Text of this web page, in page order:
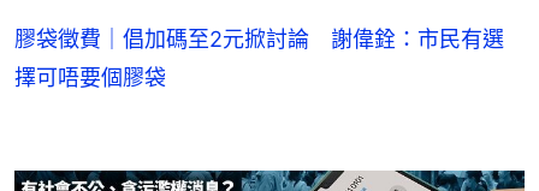
膠袋徵費｜倡加碼至2元掀討論 謝偉銓：市民有選
擇可唔要個膠袋